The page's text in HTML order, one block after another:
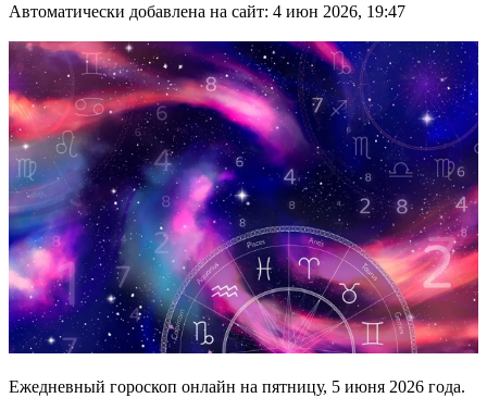
Автоматически добавлена на сайт: 4 июн 2026, 19:47
Ежедневный гороскоп онлайн на пятницу, 5 июня 2026 года.